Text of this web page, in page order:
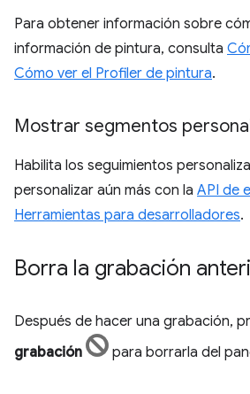
Para obtener información sobre
información de pintura, consulta
Cómo ver el Profiler de pintura.
Mostrar segmentos
Habilita los seguimientos
personalizar aún más con la API de
Herramientas para desarrolladores.
Borra la grabación
Después de hacer una grabación,
grabación
para borrarla del